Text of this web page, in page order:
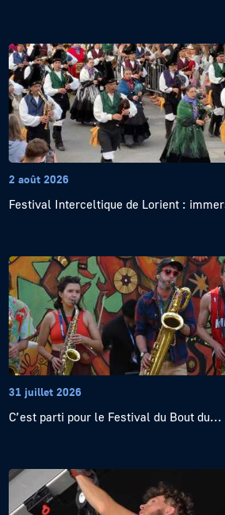
2 août 2026
Festival Interceltique de Lorient :
31 juillet 2026
C’est parti pour le Festival du Bout du...